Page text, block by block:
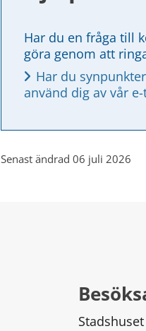
Har du en fråga till
göra genom att
Har du
använd dig av vår
Senast ändrad 06 juli 2026
Stadshuset